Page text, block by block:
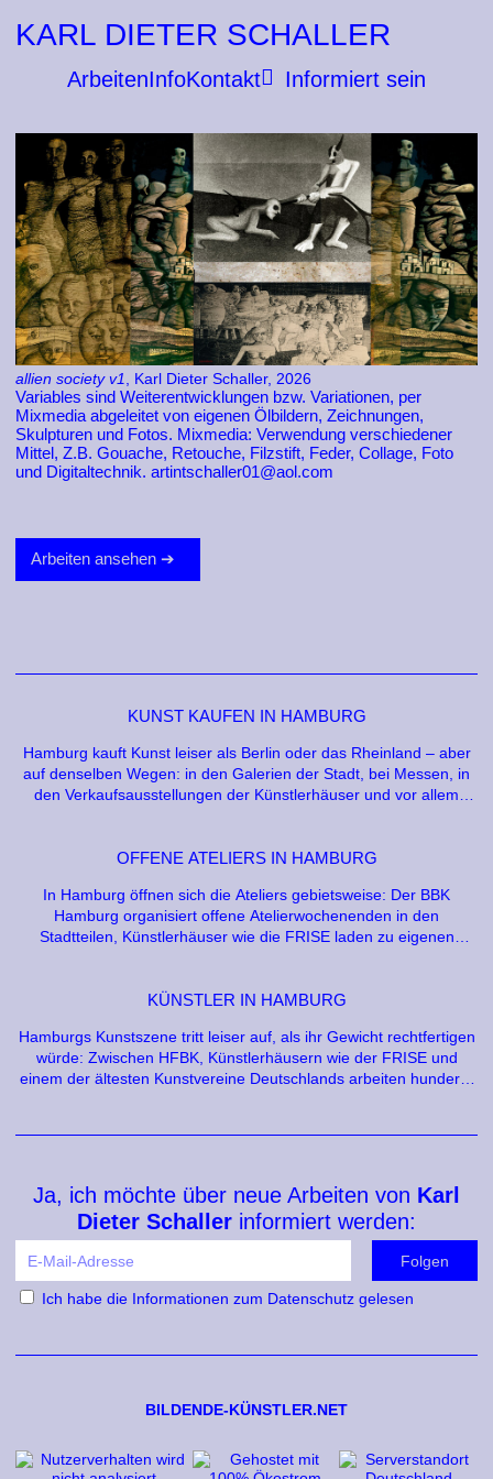
KARL DIETER SCHALLER
ArbeitenInfoKontakt Informiert sein
allien society v1, Karl Dieter Schaller, 2026
Variables sind Weiterentwicklungen bzw. Variationen, per
Mixmedia abgeleitet von eigenen Ölbildern, Zeichnungen,
Skulpturen und Fotos. Mixmedia: Verwendung verschiedener
Mittel, Z.B. Gouache, Retouche, Filzstift, Feder, Collage, Foto
und Digitaltechnik. artintschaller01@aol.com
Arbeiten ansehen
KUNST KAUFEN IN HAMBURG
Hamburg kauft Kunst leiser als Berlin oder das Rheinland – aber
auf denselben Wegen: in den Galerien der Stadt, bei Messen, in
den Verkaufsausstellungen der Künstlerhäuser und vor allem
OFFENE ATELIERS IN HAMBURG
In Hamburg öffnen sich die Ateliers gebietsweise: Der BBK
Hamburg organisiert offene Atelierwochenenden in den
Stadtteilen, Künstlerhäuser wie die FRISE laden zu eigenen
KÜNSTLER IN HAMBURG
Hamburgs Kunstszene tritt leiser auf, als ihr Gewicht rechtfertigen
würde: Zwischen HFBK, Künstlerhäusern wie der FRISE und
einem der ältesten Kunstvereine Deutschlands arbeiten hunderte
Ja, ich möchte über neue Arbeiten von Karl
Dieter Schaller informiert werden:
Ich habe die Informationen zum Datenschutzgelesen
BILDENDE-KÜNSTLER.NET